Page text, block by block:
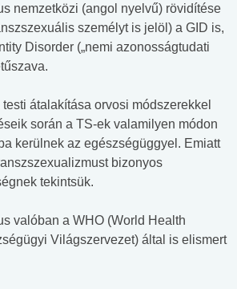
nemzetközi (angol nyelvű) rövidítése
személyt is jelöl) a GID is,
Disorder („nemi azonosságtudati
átalakítása orvosi módszerekkel
során a TS-ek valamilyen módon
kerülnek az egészségüggyel. Emiatt
bizonyos
tekintsük.
valóban a WHO (World Health
Világszervezet) által is elismert